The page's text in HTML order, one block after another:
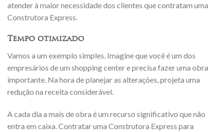
atender à maior necessidade dos clientes que contratam uma
Construtora Express.
Tempo otimizado
Vamos a um exemplo simples. Imagine que você é um dos
empresários de um shopping center e precisa fazer uma obra
importante. Na hora de planejar as alterações, projeta uma
redução na receita considerável.
A cada dia a mais de obra é um recurso significativo que não
entra em caixa. Contratar uma Construtora Express para